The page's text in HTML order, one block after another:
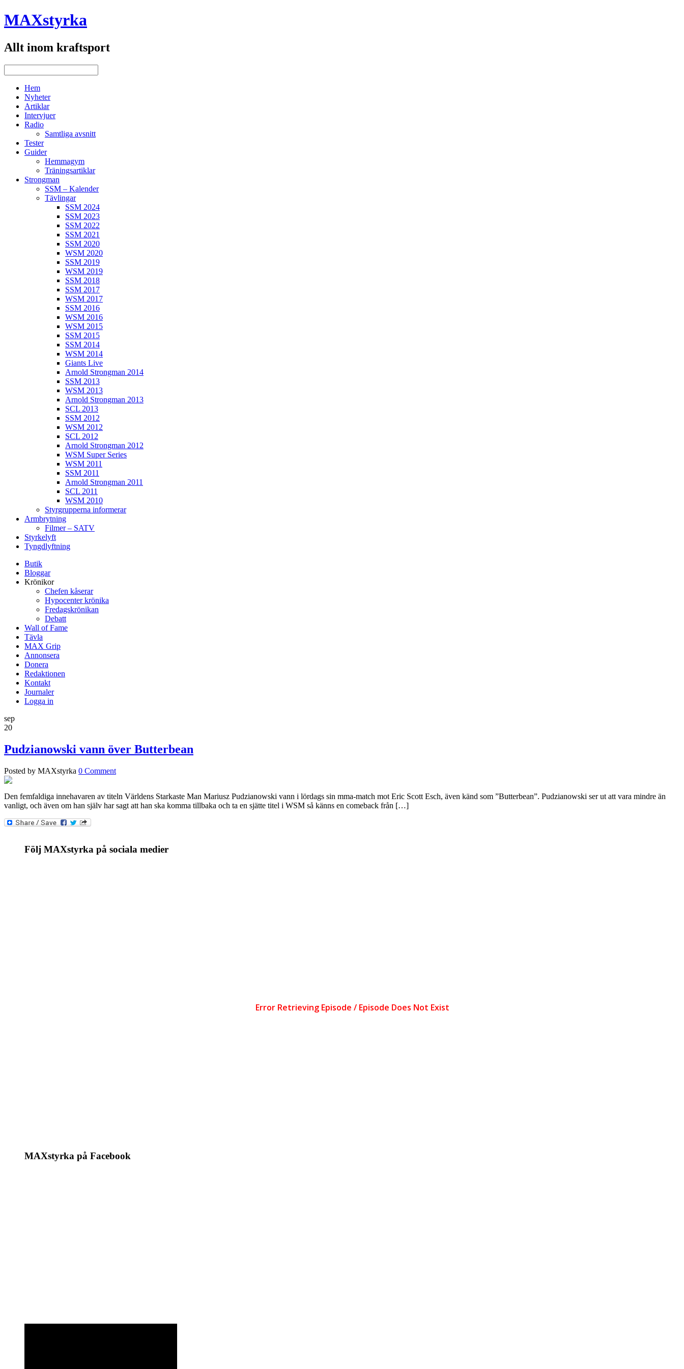
MAXstyrka
Allt inom kraftsport
Hem
Nyheter
Artiklar
Intervjuer
Radio
Samtliga avsnitt
Tester
Guider
Hemmagym
Träningsartiklar
Strongman
SSM – Kalender
Tävlingar
SSM 2024
SSM 2023
SSM 2022
SSM 2021
SSM 2020
WSM 2020
SSM 2019
WSM 2019
SSM 2018
SSM 2017
WSM 2017
SSM 2016
WSM 2016
WSM 2015
SSM 2015
SSM 2014
WSM 2014
Giants Live
Arnold Strongman 2014
SSM 2013
WSM 2013
Arnold Strongman 2013
SCL 2013
SSM 2012
WSM 2012
SCL 2012
Arnold Strongman 2012
WSM Super Series
WSM 2011
SSM 2011
Arnold Strongman 2011
SCL 2011
WSM 2010
Styrgrupperna informerar
Armbrytning
Filmer – SATV
Styrkelyft
Tyngdlyftning
Butik
Bloggar
Krönikor
Chefen kåserar
Hypocenter krönika
Fredagskrönikan
Debatt
Wall of Fame
Tävla
MAX Grip
Annonsera
Donera
Redaktionen
Kontakt
Journaler
Logga in
sep
20
Pudzianowski vann över Butterbean
Posted by MAXstyrka 0 Comment
Den femfaldiga innehavaren av titeln Världens Starkaste Man Mariusz Pudzianowski vann i lördags sin mma-match mot Eric Scott Esch, även känd som ”Butterbean”. Pudzianowski ser ut att vara mindre än
vanligt, och även om han själv har sagt att han ska komma tillbaka och ta en sjätte titel i WSM så känns en comeback från […]
Följ MAXstyrka på sociala medier
MAXstyrka på Facebook